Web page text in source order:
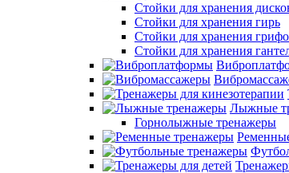
Стойки для хранения
Стойки для хранения гирь
Стойки для хранения
Стойки для хранения
Лыжные
Горнолыжные тренажеры